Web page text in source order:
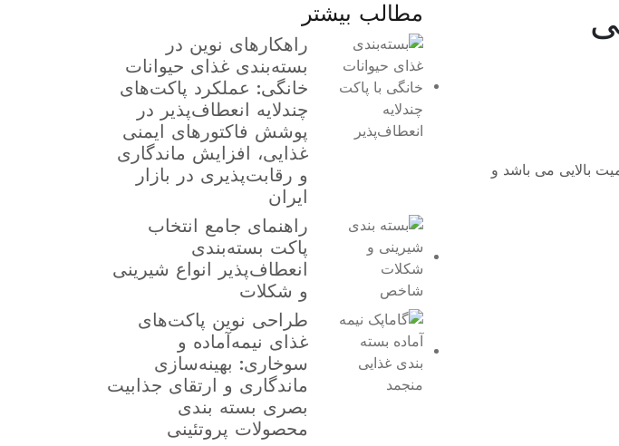
بالایی می باشد و
مطالب بیشتر
راهکارهای نوین در
بسته‌بندی غذای حیوانات
خانگی: عملکرد پاکت‌های
چندلایه انعطاف‌پذیر در
پوشش فاکتورهای ایمنی
غذایی، افزایش ماندگاری
و رقابت‌پذیری در بازار
ایران
راهنمای جامع انتخاب
پاکت بسته‌بندی
انعطاف‌پذیر انواع شیرینی
و شکلات
طراحی نوین پاکت‌های
غذای نیمه‌آماده و
سوخاری: بهینه‌سازی
ماندگاری و ارتقای جذابیت
بصری بسته بندی
محصولات پروتئینی